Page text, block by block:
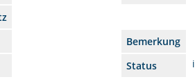
Bemerkung
Status